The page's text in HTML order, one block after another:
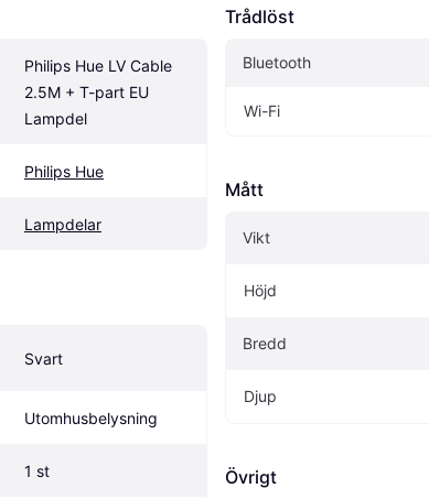
Philips Hue LV Cable
2.5M + T-part EU
Lampdel
Philips Hue
Lampdelar
Svart
Utomhusbelysning
1 st
Trådlöst
Bluetooth
Wi-Fi
Mått
Vikt
Höjd
Bredd
Djup
Övrigt